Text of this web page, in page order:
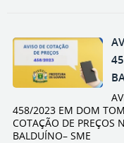
458/2023 EM DOM
COTAÇÃO DE PREÇOS
BALDUÍNO– SME